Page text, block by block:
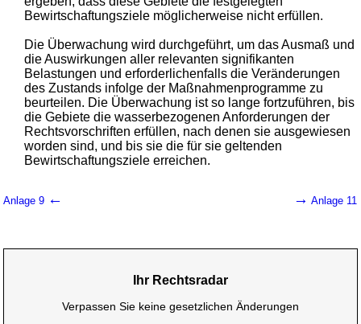
Bewirtschaftungsziele möglicherweise nicht erfüllen.
Die Überwachung wird durchgeführt, um das Ausmaß und
die Auswirkungen aller relevanten signifikanten
Belastungen und erforderlichenfalls die Veränderungen
des Zustands infolge der Maßnahmenprogramme zu
beurteilen. Die Überwachung ist so lange fortzuführen, bis
die Gebiete die wasserbezogenen Anforderungen der
Rechtsvorschriften erfüllen, nach denen sie ausgewiesen
worden sind, und bis sie die für sie geltenden
Bewirtschaftungsziele erreichen.
Anlage 9 ← → Anlage 11
Ihr Rechtsradar
Verpassen Sie keine gesetzlichen Änderungen